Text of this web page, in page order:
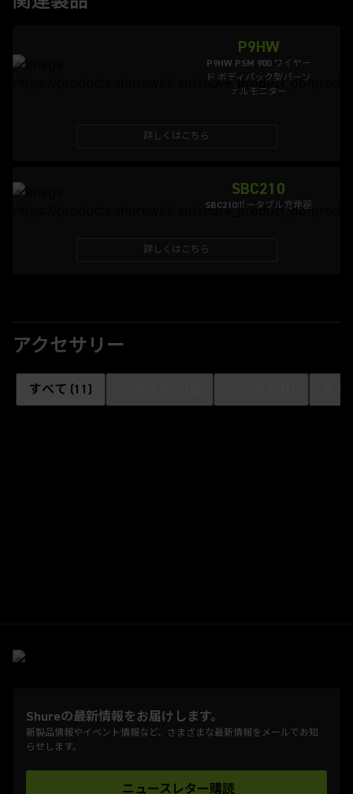
P9HW
P9HW PSM 900 ワイヤー
ド ボディパック型パーソ
ナルモニター
詳しくはこちら
SBC210
SBC210ポータブル充電器
詳しくはこちら
アクセサリー
すべて (11 )
Shureの最新情報をお届けします。
新製品情報やイベント情報など、さまざまな最新情報をメールでお知
らせします。
ニュースレター購読